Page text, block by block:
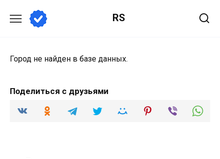
содержанию
RS
Город не найден в базе данных.
Поделиться с друзьями